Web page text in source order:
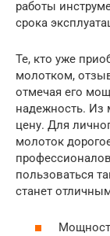
работы
срока
Те, кто уже
молотком,
отмечая его
надежность. Из
цену. Для
молоток
пользоваться
станет